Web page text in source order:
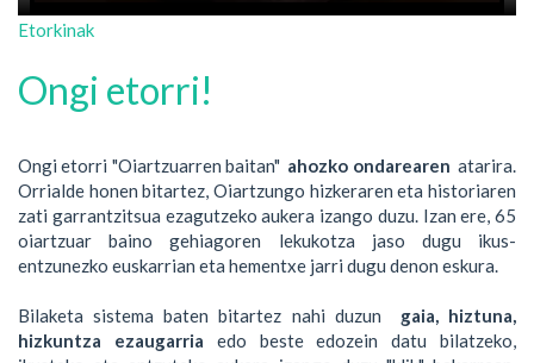
Etorkinak
Ongi etorri!
Ongi etorri "Oiartzuarren baitan" ahozko ondarearen atarira.
Orrialde honen bitartez, Oiartzungo hizkeraren eta historiaren
zati garrantzitsua ezagutzeko aukera izango duzu. Izan ere, 65
oiartzuar baino gehiagoren lekukotza jaso dugu ikus-
entzunezko euskarrian eta hementxe jarri dugu denon eskura.
Bilaketa sistema baten bitartez nahi duzun gaia, hiztuna,
hizkuntza ezaugarria edo beste edozein datu bilatzeko,